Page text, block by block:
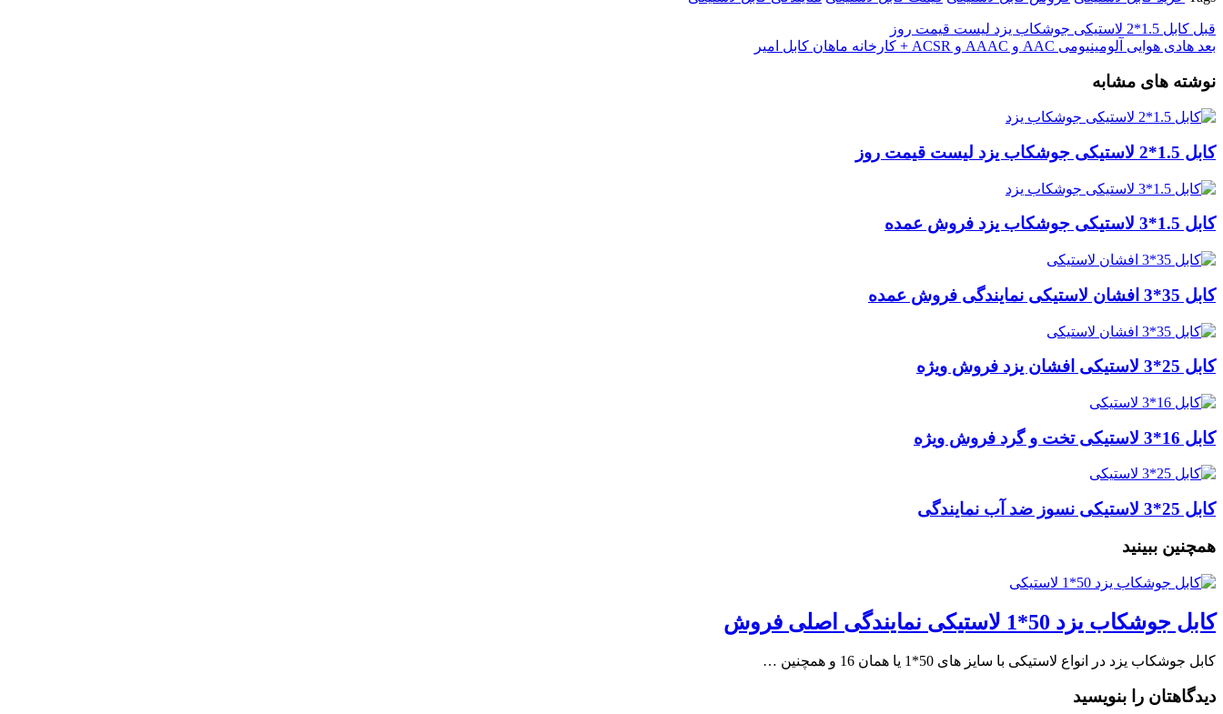
قبل کابل 1.5*2 لاستیکی جوشکاب یزد لیست قیمت روز
بعد هادی هوایی آلومینیومی AAC و AAAC و ACSR + کارخانه ماهان کابل امیر
نوشته های مشابه
کابل 1.5*2 لاستیکی جوشکاب یزد لیست قیمت روز
کابل 1.5*3 لاستیکی جوشکاب یزد فروش عمده
کابل 35*3 افشان لاستیکی نمایندگی فروش عمده
کابل 25*3 لاستیکی افشان یزد فروش ویژه
کابل 16*3 لاستیکی تخت و گرد فروش ویژه
کابل 25*3 لاستیکی نسوز ضد آب نمایندگی
همچنین ببینید
کابل جوشکاب یزد 50*1 لاستیکی نمایندگی اصلی فروش
کابل جوشکاب یزد در انواع لاستیکی با سایز های 50*1 یا همان 16 و همچنین …
دیدگاهتان را بنویسید